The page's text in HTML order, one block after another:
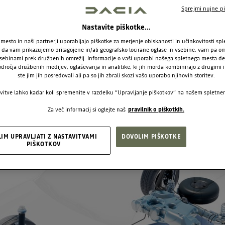
koncu julija 2024 vodilna znamka na
skoraj 40 odstotkov kupcev znamke.
Nastavite piškotke...
in naši partnerji uporabljajo piškotke za merjenje obiskanosti in učinkovitosti
da vam prikazujemo prilagojene in/ali geografsko locirane oglase in vsebine, vam pa
prek družbenih omrežij. Informacije o vaši uporabi našega spletnega mesta
družbenih medijev, oglaševanja in analitike, ki jih morda kombinirajo z drugimi
ste jim jih posredovali ali pa so jih zbrali skozi vašo uporabo njihovih storitev.
lahko kadar koli spremenite v razdelku “Upravljanje piškotkov” na našem
Za več informacij si oglejte naš pravilnik o piškotkih.
DOVOLIM PIŠKOTKE
UPRAVLJATI Z NASTAVITVAMI
PIŠKOTKOV
Sprejmi nujne